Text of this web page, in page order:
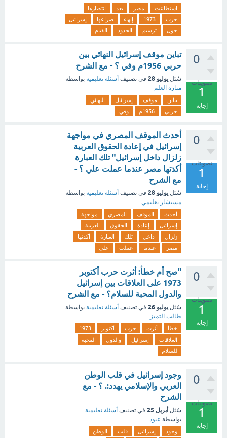
استطاعت مصر بعد
انتصارها
حرب
1973 إنهاء صراعها
إسرائيل
حول
ترسيم الحدود القيام
0
تصويتات
1
إجابة
تباين موقف إسرائيل النهائي بين
حربي 1956م وفي ؟ - مع الشرح
سُئل يوليو 28 في تصنيف أسئلة تعليمية بواسطة
منارة العلم
تباين موقف إسرائيل
النهائي
حربي
1956م وفي
0
تصويتات
1
إجابة
أحدث الموقف المصري في مواجهة
إسرائيل في إعادة الحقوق العربية
زلزال داخل إسرائيل" تلك العبارة
أكدتها مصر عندما عملت علي ؟ -
مع الشرح
سُئل يوليو 28 في تصنيف أسئلة تعليمية بواسطة
مستشار تعليمي
أحدث الموقف المصري
مواجهة
إسرائيل
إعادة الحقوق
العربية
زلزال
داخل تلك العبارة
أكدتها
مصر
عندما عملت علي
0
تصويتات
1
إجابة
"صح أم خطأ: أثرت حرب أكتوبر
1973 على العلاقات بين إسرائيل
والدول المحبة للسلام؟ - مع الشرح
سُئل يوليو 26 في تصنيف أسئلة تعليمية بواسطة
طالب التميز
خطأ أثرت حرب أكتوبر
1973
العلاقات
إسرائيل والدول
المحبة
للسلام
0
تصويتات
1
إجابة
وجود إسرائيل في قلب الوطن
العربي والإسلامي يهدد:. ؟ - مع
الشرح
سُئل أبريل 25 في تصنيف أسئلة تعليمية
بواسطة عبود
وجود إسرائيل قلب الوطن